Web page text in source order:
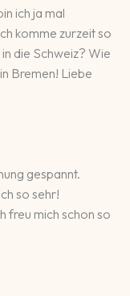
ich ja mal
komme zurzeit so
die Schweiz? Wie
Bremen! Liebe
gespannt.
so sehr!
freu mich schon so